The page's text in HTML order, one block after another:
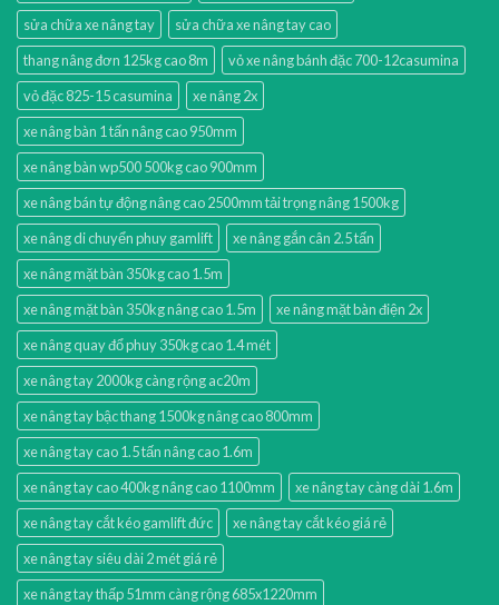
sửa chữa xe nâng tay
sửa chữa xe nâng tay cao
thang nâng đơn 125kg cao 8m
vỏ xe nâng bánh đặc 700-12casumina
vỏ đặc 825-15 casumina
xe nâng 2x
xe nâng bàn 1 tấn nâng cao 950mm
xe nâng bàn wp500 500kg cao 900mm
xe nâng bán tự động nâng cao 2500mm tải trọng nâng 1500kg
xe nâng di chuyển phuy gamlift
xe nâng gắn cân 2.5 tấn
xe nâng mặt bàn 350kg cao 1.5m
xe nâng mặt bàn 350kg nâng cao 1.5m
xe nâng mặt bàn điện 2x
xe nâng quay đổ phuy 350kg cao 1.4 mét
xe nâng tay 2000kg càng rộng ac20m
xe nâng tay bậc thang 1500kg nâng cao 800mm
xe nâng tay cao 1.5 tấn nâng cao 1.6m
xe nâng tay cao 400kg nâng cao 1100mm
xe nâng tay càng dài 1.6m
xe nâng tay cắt kéo gamlift đức
xe nâng tay cắt kéo giá rẻ
xe nâng tay siêu dài 2 mét giá rẻ
xe nâng tay thấp 51mm càng rộng 685x1220mm